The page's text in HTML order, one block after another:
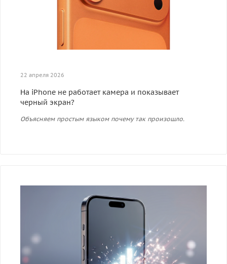
22 апреля 2026
На iPhone не работает камера и показывает
черный экран?
Объясняем простым языком почему так произошло.